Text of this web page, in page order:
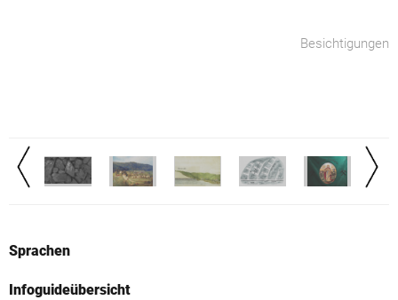
Besichtigungen
Sprachen
Infoguideübersicht